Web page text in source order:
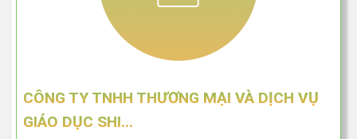
CÔNG TY TNHH THƯƠNG MẠI VÀ DỊCH VỤ
GIÁO DỤC SHI...